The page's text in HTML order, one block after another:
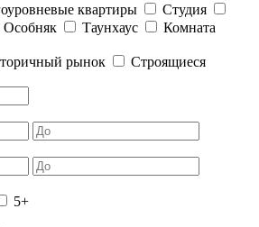
квартиры
Студия
Особняк Таунхаус
Комната
рынок
Строящиеся
5+